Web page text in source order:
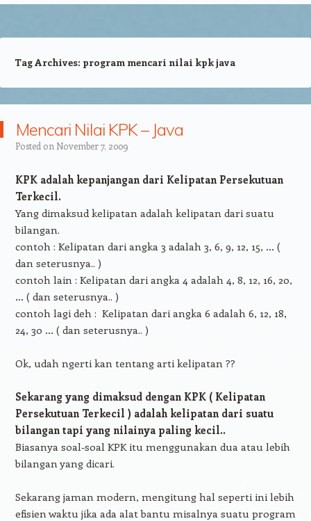
Tag Archives: program mencari nilai kpk java
Mencari Nilai KPK – Java
Posted on November 7, 2009
KPK adalah kepanjangan dari Kelipatan Persekutuan
Terkecil.
Yang dimaksud kelipatan adalah kelipatan dari suatu
bilangan.
contoh : Kelipatan dari angka 3 adalah 3, 6, 9, 12, 15, … (
dan seterusnya.. )
contoh lain : Kelipatan dari angka 4 adalah 4, 8, 12, 16, 20,
… ( dan seterusnya.. )
contoh lagi deh : Kelipatan dari angka 6 adalah 6, 12, 18,
24, 30 … ( dan seterusnya.. )
Ok, udah ngerti kan tentang arti kelipatan ??
Sekarang yang dimaksud dengan KPK ( Kelipatan
Persekutuan Terkecil ) adalah kelipatan dari suatu
bilangan tapi yang nilainya paling kecil..
Biasanya soal-soal KPK itu menggunakan dua atau lebih
bilangan yang dicari.
Sekarang jaman modern, mengitung hal seperti ini lebih
efisien waktu jika ada alat bantu misalnya suatu program